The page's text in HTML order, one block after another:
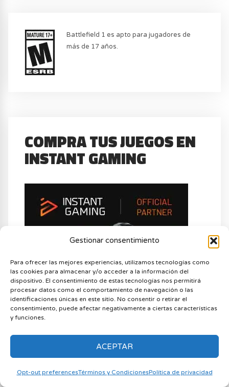
Gestionar consentimiento
Para ofrecer las mejores experiencias, utilizamos tecnologías como
las cookies para almacenar y/o acceder a la información del
dispositivo. El consentimiento de estas tecnologías nos permitirá
procesar datos como el comportamiento de navegación o las
identificaciones únicas en este sitio. No consentir o retirar el
consentimiento, puede afectar negativamente a ciertas características
y funciones.
ACEPTAR
Opt-out preferencesTérminos y CondicionesPolítica de privacidad
Battlefield 1 es apto para jugadores de
más de 17 años.
COMPRA TUS JUEGOS EN
INSTANT GAMING